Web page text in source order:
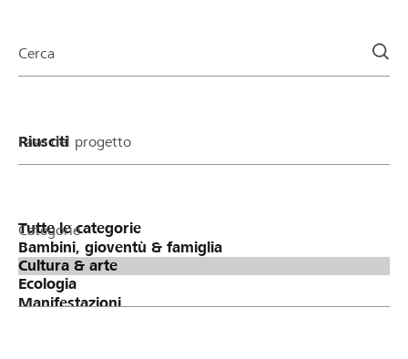
della
Cerca
Fase del progetto
Categorie